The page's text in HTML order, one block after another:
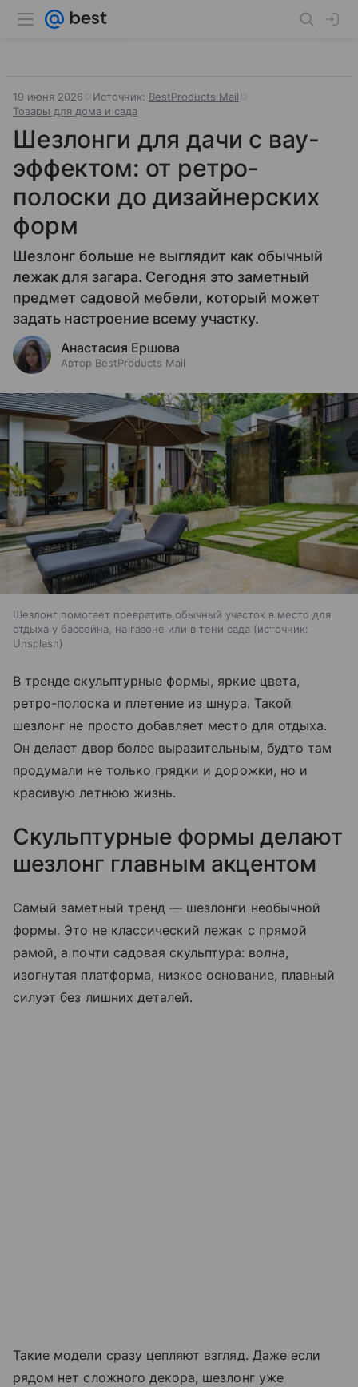
19 июня 2026 Источник: BestProducts Mail
Товары для дома и сада
Шезлонги для дачи с вау-
эффектом: от ретро-
полоски до дизайнерских
форм
Шезлонг больше не выглядит как обычный
лежак для загара. Сегодня это заметный
предмет садовой мебели, который может
задать настроение всему участку.
Анастасия Ершова
Автор BestProducts Mail
Шезлонг помогает превратить обычный участок в место для
отдыха у бассейна, на газоне или в тени сада
источник:
Unsplash
В тренде скульптурные формы, яркие цвета,
ретро-полоска и плетение из шнура. Такой
шезлонг не просто добавляет место для отдыха.
Он делает двор более выразительным, будто там
продумали не только грядки и дорожки, но и
красивую летнюю жизнь.
Скульптурные формы делают
шезлонг главным акцентом
Самый заметный тренд — шезлонги необычной
формы. Это не классический лежак с прямой
рамой, а почти садовая скульптура: волна,
изогнутая платформа, низкое основание, плавный
силуэт без лишних деталей.
Такие модели сразу цепляют взгляд. Даже если
рядом нет сложного декора, шезлонг уже